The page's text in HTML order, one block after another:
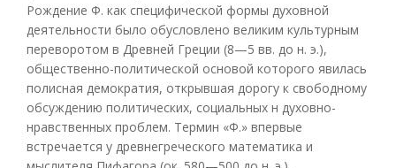
Рождение Ф. как специфической формы духовной
деятельности было обусловлено великим культурным
переворотом в Древней Греции (8—5 вв. до н. э.),
общественно-политической основой которого явилась
полисная демократия, открывшая дорогу к свободному
обсуждению политических, социальных н духовно-
нравственных проблем. Термин «Ф.» впервые
встречается у древнегреческого математика и